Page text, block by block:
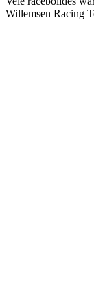
Willemsen Racing